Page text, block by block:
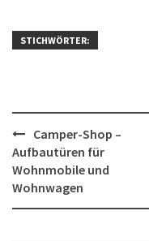
STICHWÖRTER:
Post
navigation
Camper-Shop –
Aufbautüren für
Wohnmobile und
Wohnwagen